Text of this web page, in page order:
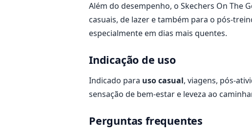
Além do desempenho, o Skechers On The
casuais, de lazer e também para o pós-
especialmente em dias mais quentes.
Indicação de uso
Indicado para uso casual, viagens, pós-
sensação de bem-estar e leveza ao
Perguntas frequentes